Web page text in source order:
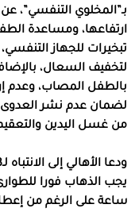
بـ”المخلوي التنفسي”،
ارتفاعها، ومساعدة
تبخيرات للجهاز
لتخفيف السعال،
بالطفل المصاب، وعدم
لضمان عدم نشر العدوى
من غسل اليدين
ساعة على الرغم من